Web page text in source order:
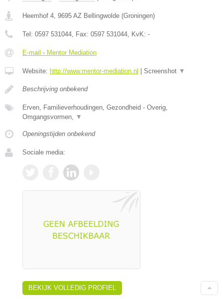
Heemhof 4 9695 AZ Bellingwolde (Groningen)
Tel: 0597 531044 , Fax: 0597 531044 , KvK: -
E-mail › Mentor Mediation
Website: http://www.mentor-mediation.nl | Screenshot ▼
Beschrijving onbekend
Erven, Familieverhoudingen, Gezondheid - Overig,
Omgangsvormen,
▼
Openingstijden onbekend
Sociale media:
BEKIJK VOLLEDIG PROFIEL